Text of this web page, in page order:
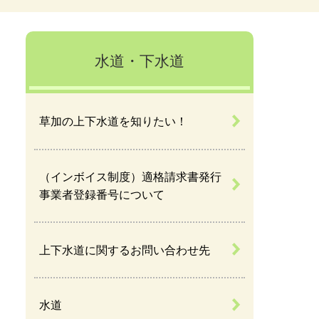
水道・下水道
草加の上下水道を知りたい！
（インボイス制度）適格請求書発行
事業者登録番号について
上下水道に関するお問い合わせ先
水道